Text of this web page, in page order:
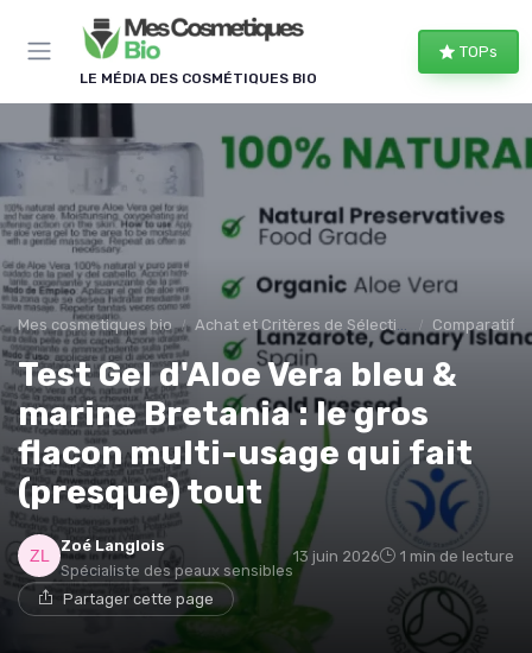
LE MÉDIA DES COSMÉTIQUES BIO
TOPs
Mes cosmetiques bio Achat et Critères de Sélection Comparatifs
Test Gel d'Aloe Vera bleu &
marine Bretania : le gros
flacon multi-usage qui fait
(presque) tout
Zoé Langlois
Spécialiste des peaux sensibles
13 juin 2026 1 min de lecture
Partager cette page
Panneau de gestion des cookies